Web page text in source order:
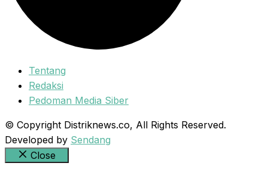
Tentang
Redaksi
Pedoman Media Siber
© Copyright Distriknews.co, All Rights Reserved.
Developed by Sendang
Close